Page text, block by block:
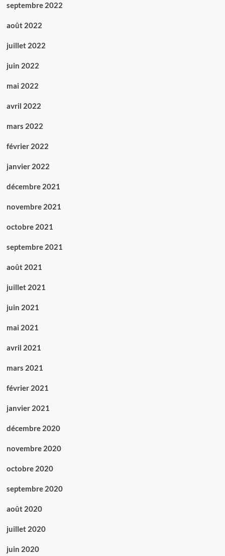
septembre 2022
août 2022
juillet 2022
juin 2022
mai 2022
avril 2022
mars 2022
février 2022
janvier 2022
décembre 2021
novembre 2021
octobre 2021
septembre 2021
août 2021
juillet 2021
juin 2021
mai 2021
avril 2021
mars 2021
février 2021
janvier 2021
décembre 2020
novembre 2020
octobre 2020
septembre 2020
août 2020
juillet 2020
juin 2020